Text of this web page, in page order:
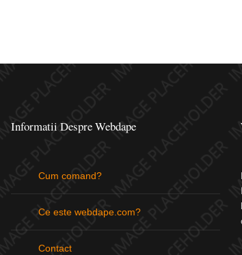
Informatii Despre Webdape
Cum comand?
Ce este webdape.com?
Contact